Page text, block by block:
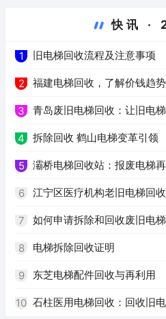
快讯 ·
1 旧电梯回收流程及注意事项
2 福建电梯回收，了解价钱趋
3 青岛废旧电梯回收：让旧电
4 拆除回收 鹤山电梯变革引领
5 灞桥电梯回收站：报废电梯
6 江宁区医疗机构老旧电梯回
7 如何申请拆除和回收废旧电梯
8 电梯拆除回收证明
9 东芝电梯配件回收与再利用
10 石柱医用电梯回收：回收旧